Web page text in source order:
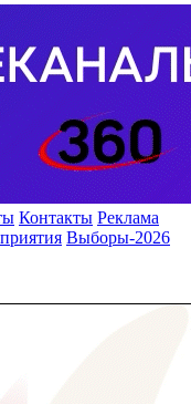
Контакты Реклама
Выборы-2026